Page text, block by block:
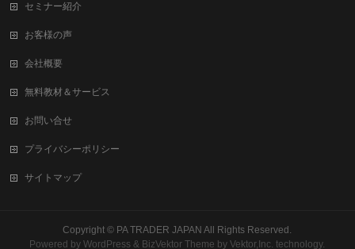
セミナー紹介
お客様の声
会社概要
無料教材＆サービス
お問い合せ
プライバシーポリシー
サイトマップ
Copyright © PA TRADER JAPAN All Rights Reserved.
Powered byWordPress & BizVektor Theme byVektor,Inc. technology.